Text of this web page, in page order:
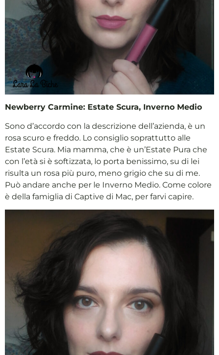
Newberry Carmine: Estate Scura, Inverno Medio
Sono d’accordo con la descrizione dell’azienda, è un
rosa scuro e freddo. Lo consiglio soprattutto alle
Estate Scura. Mia mamma, che è un’Estate Pura che
con l’età si è softizzata, lo porta benissimo, su di lei
risulta un rosa più puro, meno grigio che su di me.
Può andare anche per le Inverno Medio. Come colore
è della famiglia di Captive di Mac, per farvi capire.